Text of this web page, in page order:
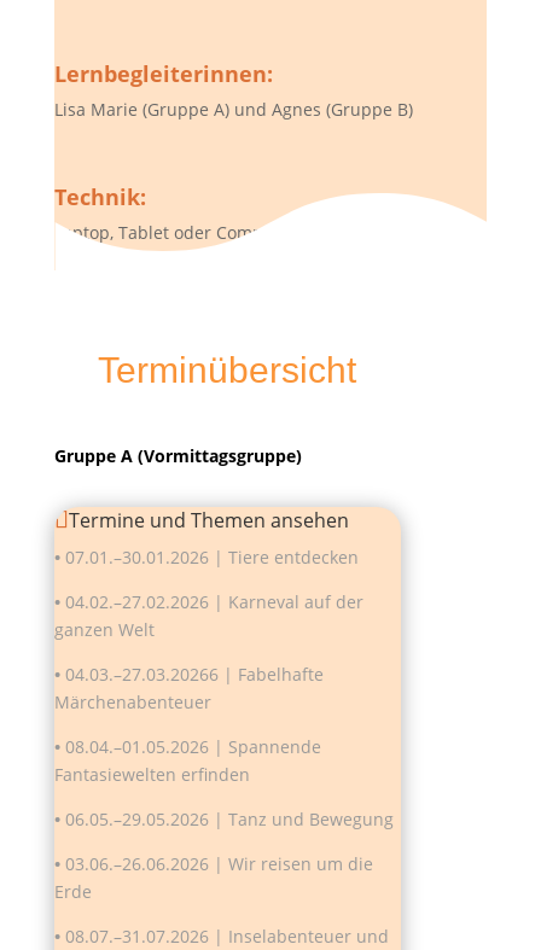
Lernbegleiterinnen:
Lisa Marie (Gruppe A) und Agnes (Gruppe B)
Technik:
Laptop, Tablet oder Computer mit Internetzugang,
Terminübersicht
Gruppe A (Vormittagsgruppe)
Termine und Themen ansehen
• 07.01.–30.01.2026 | Tiere entdecken
• 04.02.–27.02.2026 | Karneval auf der
ganzen Welt
• 04.03.–27.03.20266 | Fabelhafte
Märchenabenteuer
• 08.04.–01.05.2026 | Spannende
Fantasiewelten erfinden
• 06.05.–29.05.2026 | Tanz und Bewegung
• 03.06.–26.06.2026 | Wir reisen um die
Erde
• 08.07.–31.07.2026 | Inselabenteuer und